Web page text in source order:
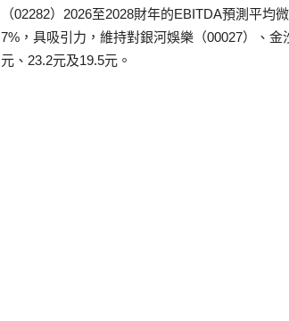
（02282）2026至2028財年的EBITDA預測平
7%，具吸引力，維持對銀河娛樂（00027）、
元、23.2元及19.5元。